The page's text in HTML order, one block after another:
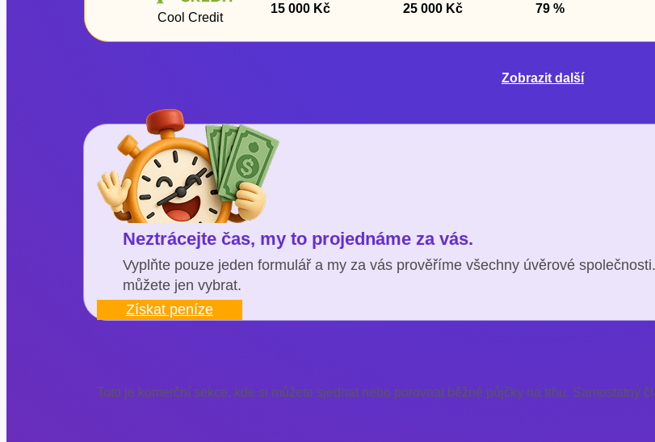
Cool Credit
15 000 Kč 25 000 Kč 79 %
Zobrazit další
Neztrácejte čas, my to projednáme za vás.
Vyplňte pouze jeden formulář a my za vás prověříme všechny úvěrové
můžete jen vybrat.
Získat peníze
Toto je komerční sekce, kde si můžete sjednat nebo porovnat běžné půjčky na trhu. Samostatný